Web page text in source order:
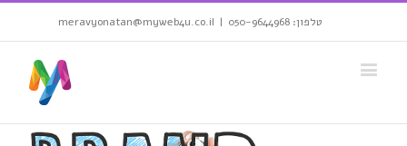
טלפון: 050-9644968 |
meravyonatan@myweb4u.co.il